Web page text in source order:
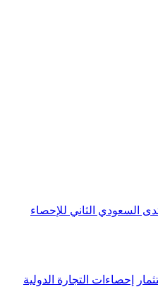
السعودي الثاني للإحصاء
إحصاءات التجارة الدولية